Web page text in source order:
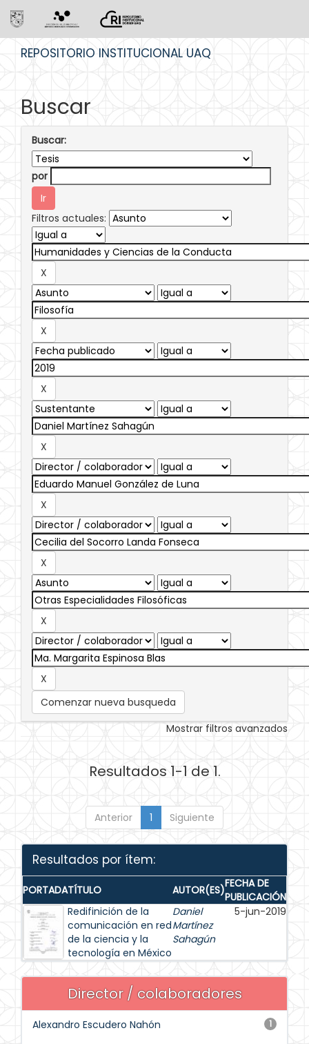
REPOSITORIO INSTITUCIONAL UAQ
Buscar
Buscar:
por
Filtros actuales:
Comenzar nueva busqueda
Mostrar filtros avanzados
Resultados 1-1 de 1.
Anterior 1 Siguiente
Resultados por ítem:
PORTADATÍTULO AUTOR(ES)FECHA DE
PUBLICACIÓN
Redifinición de la
comunicación en red
de la ciencia y la
tecnología en México
Daniel
Martínez
Sahagún
5-jun-2019
Director / colaboradores
1
Alexandro Escudero Nahón